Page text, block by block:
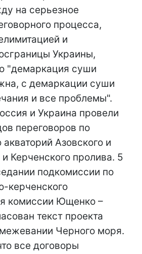
на серьезное
процесса,
и
Украины,
"демаркация суши
с демаркации суши
и все проблемы".
и Украина провели
переговоров по
Азовского и
Керченского пролива. 5
подкомиссии по
керченского
комиссии Ющенко –
текст проекта
Черного моря.
все договоры